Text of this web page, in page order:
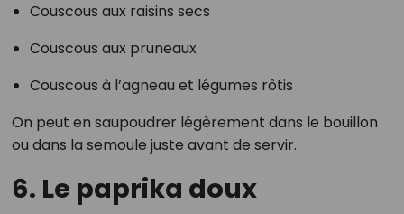
Couscous aux raisins secs
Couscous aux pruneaux
Couscous à l’agneau et légumes rôtis
On peut en saupoudrer légèrement dans le bouillon
ou dans la semoule juste avant de servir.
6. Le paprika doux